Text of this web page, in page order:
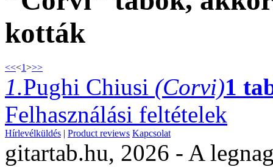
kották
<<<1>>>
1.Pughi Chiusi (Corvi)1
Felhasználási feltételek
Hírlevélküldés | Product reviews Kapcsolat
gitartab.hu, 2026 - A